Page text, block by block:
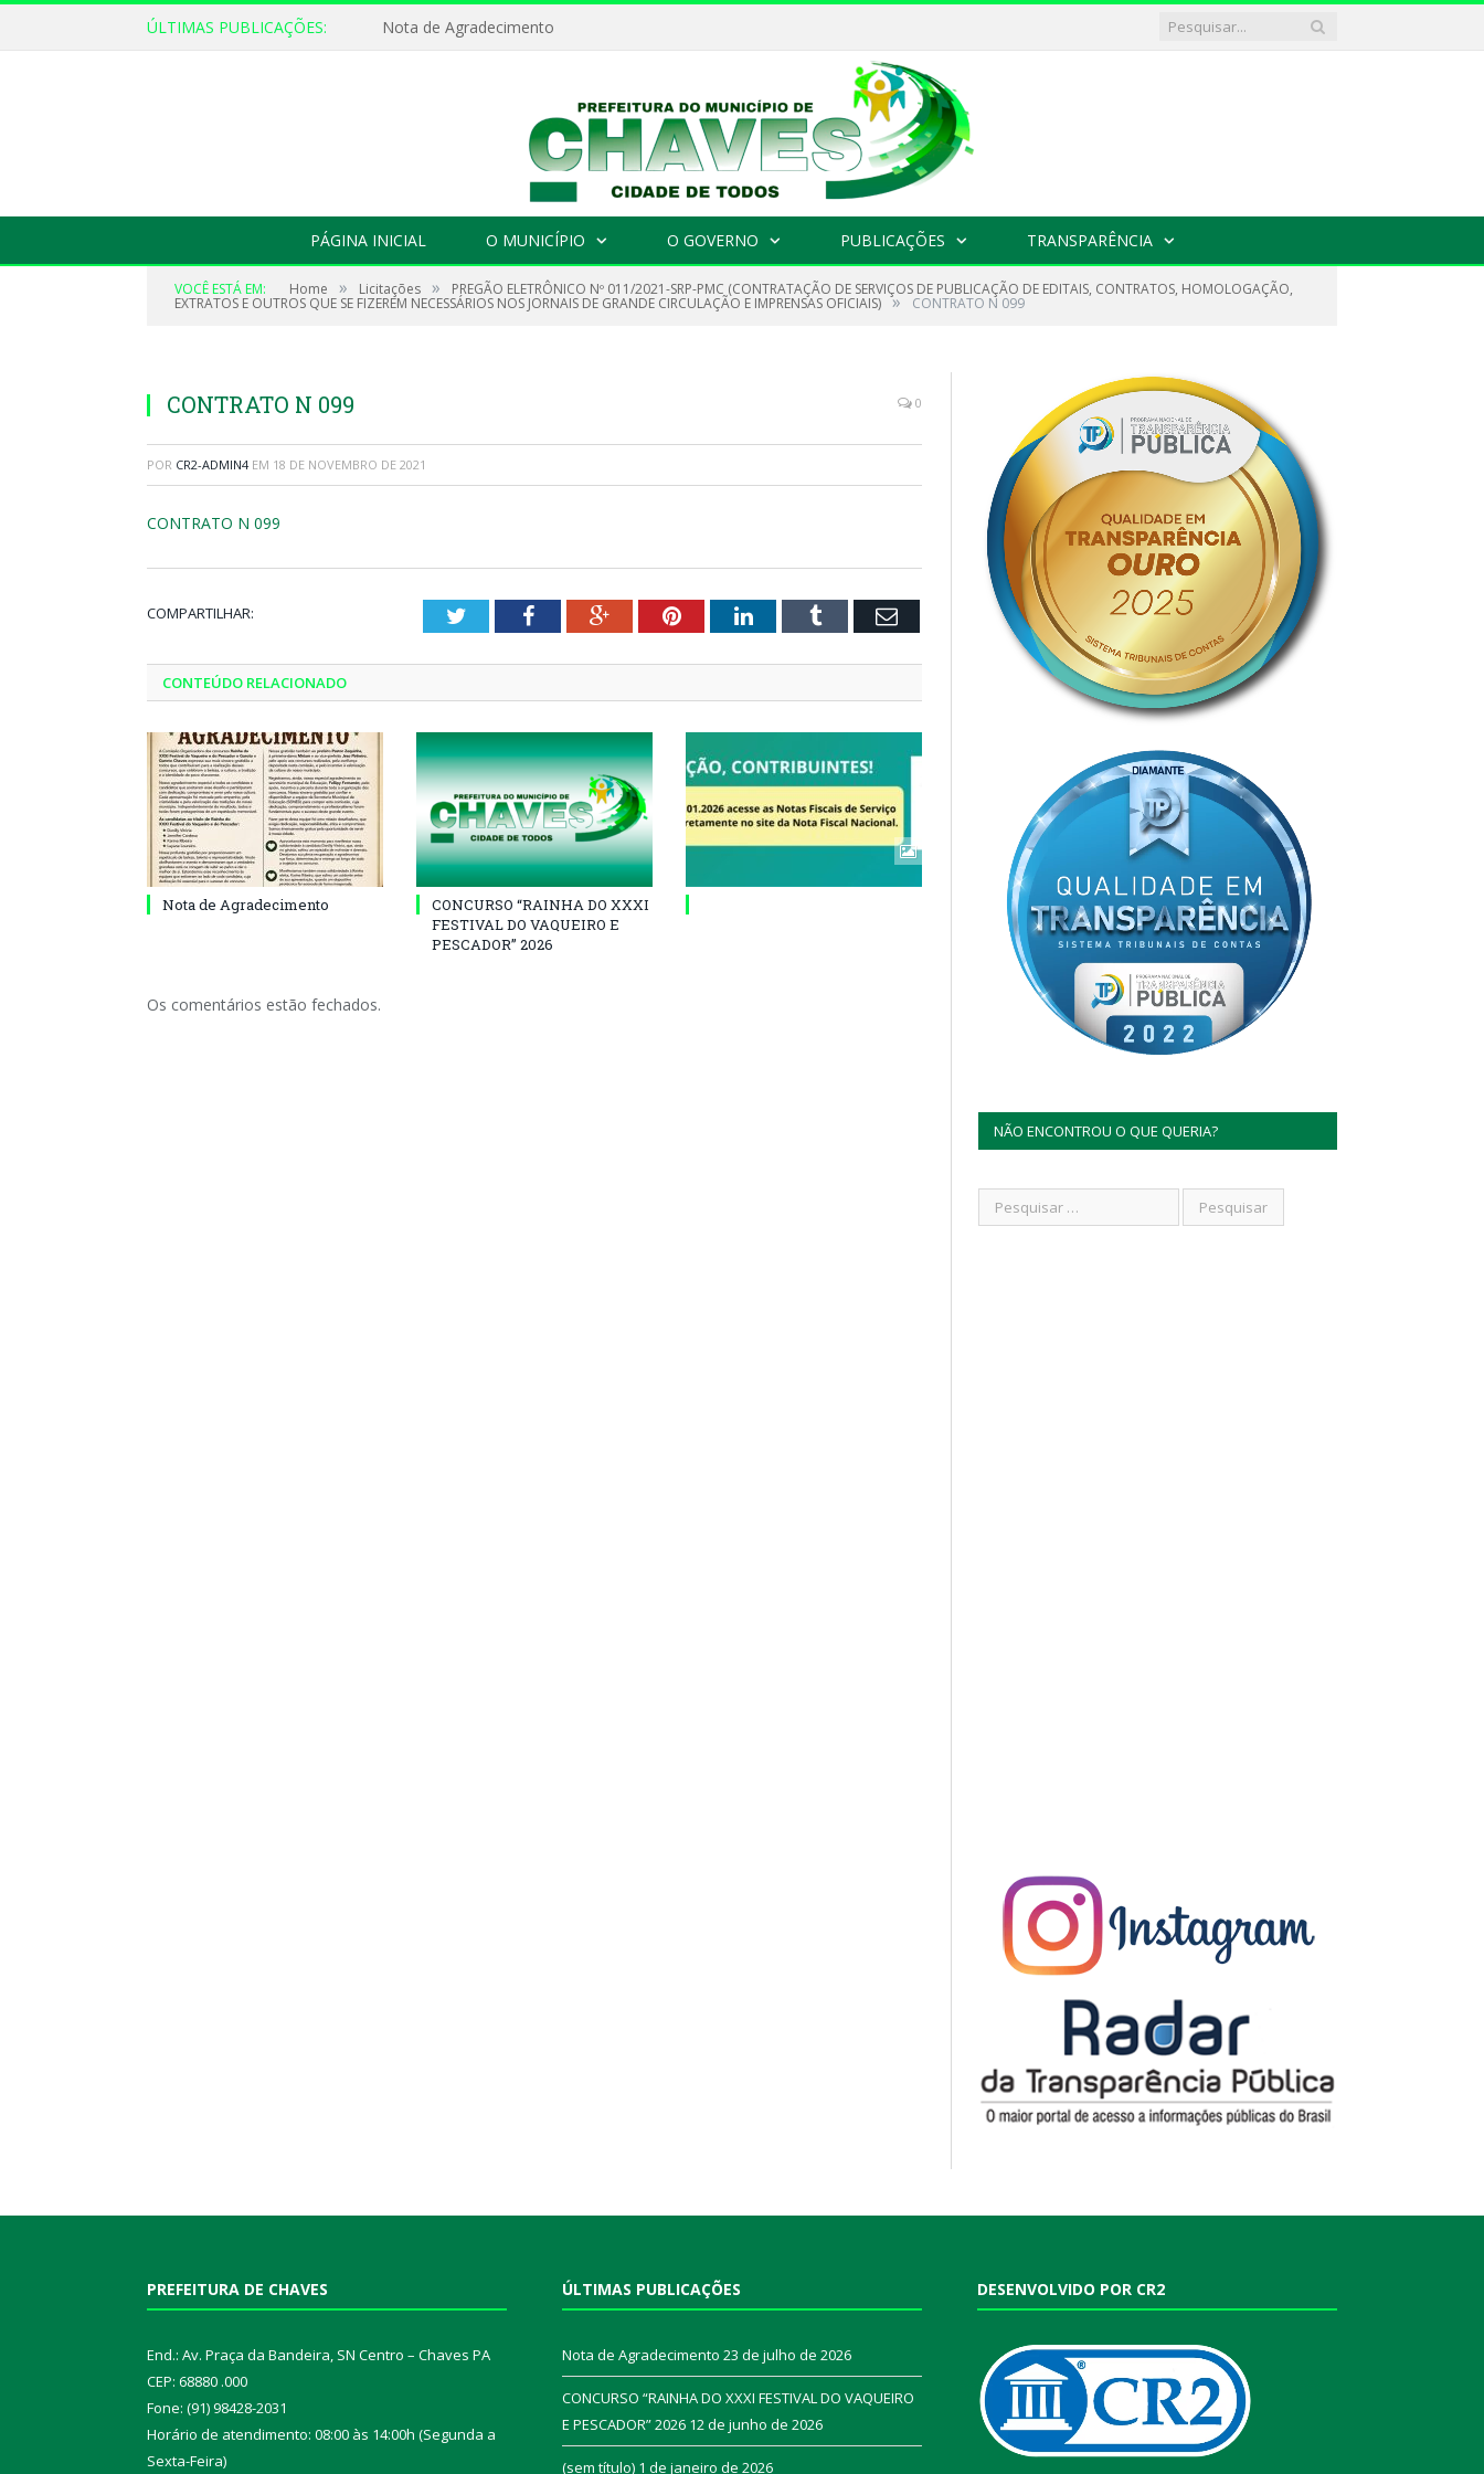
ÚLTIMAS PUBLICAÇÕES: Nota de Agradecimento
PÁGINA INICIAL O MUNICÍPIO O GOVERNO PUBLICAÇÕES TRANSPARÊNCIA
VOCÊ ESTÁ EM: Home » Licitações » PREGÃO ELETRÔNICO Nº 011/2021-SRP-PMC (CONTRATAÇÃO DE SERVIÇOS DE PUBLICAÇÃO DE EDITAIS, CONTRATOS, HOMOLOGAÇÃO,
EXTRATOS E OUTROS QUE SE FIZEREM NECESSÁRIOS NOS JORNAIS DE GRANDE CIRCULAÇÃO E IMPRENSAS OFICIAIS) » CONTRATO N 099
CONTRATO N 099 0
POR CR2-ADMIN4 EM 18 DE NOVEMBRO DE 2021
CONTRATO N 099
COMPARTILHAR: TwitterFacebookGoogle+PinterestLinkedInTumblr Email
CONTEÚDO RELACIONADO
Nota de Agradecimento
CONCURSO “RAINHA DO XXXI
FESTIVAL DO VAQUEIRO E
PESCADOR” 2026
Os comentários estão fechados.
NÃO ENCONTROU O QUE QUERIA?
PREFEITURA DE CHAVES
End.: Av. Praça da Bandeira, SN Centro – Chaves PA
CEP: 68880 .000
Fone: (91) 98428-2031
Horário de atendimento: 08:00 às 14:00h (Segunda a
Sexta-Feira)
ÚLTIMAS PUBLICAÇÕES
Nota de Agradecimento 23 de julho de 2026
CONCURSO “RAINHA DO XXXI FESTIVAL DO VAQUEIRO
E PESCADOR” 2026 12 de junho de 2026
(sem título) 1 de janeiro de 2026
DESENVOLVIDO POR CR2